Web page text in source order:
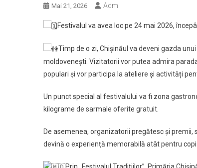
Mai 21, 2026 Adm
Festivalul va avea loc pe 24 mai 2026,
Timp de o zi, Chișinăul va deveni gazda
moldovenești. Vizitatorii vor putea admira
populari și vor participa la ateliere și activități
Un punct special al festivalului va fi zona
kilograme de sarmale oferite gratuit.
De asemenea, organizatorii pregătesc și
devină o experiență memorabilă atât pentru